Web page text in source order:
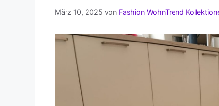
März 10, 2025 von Fashion WohnTrend